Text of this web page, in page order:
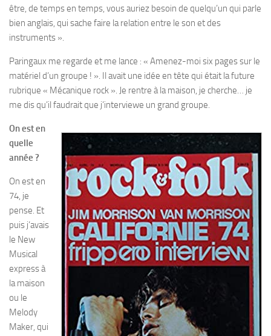
être, de temps en temps, vous auriez besoin de quelqu’un qui parle
bien anglais, qui sache faire la relation entre le son et des
instruments ».
Paringaux me regarde et me lance : « Amenez-moi six pages sur le
matériel d’un groupe ! ». Il avait une idée en tête qui était la future
rubrique « Mécanique rock ». Je rentre à la maison, je cherche… je
me dis qu’il faudrait que j’interviewe un grand groupe.
On est en
quelle
année ?
On est en
74, je
pense. Et
puis j’avais
le New
Musical
express à
la maison
ou le
Melody
Maker, qui